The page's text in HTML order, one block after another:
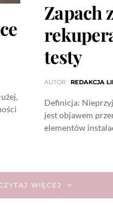
Zapach
testy
AUTOR REDAKCJA
Definicja:
jest objawem
elementów
WIĘCEJ